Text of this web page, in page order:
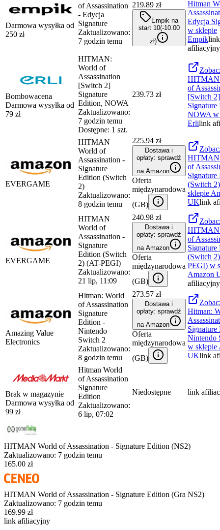
Darmowa wysyłka od
250 zł
of Assassination
- Edycja
Signature
Zaktualizowano:
7 godzin temu
219.89 zł
Empik na
start 10(-10.00
zł)
Hitman
Edycja
w sklepie
Empiklink
afiliacyjny
Bombowacena
Darmowa wysyłka od
79 zł
HITMAN:
World of
Assassination
[Switch 2]
Signature
Edition, NOWA
Zaktualizowano:
7 godzin temu
Dostępne: 1 szt.
239.73 zł
of
[Switch 2]
Signature
NOWA w
Erlilink
EVERGAME
HITMAN
World of
Assassination -
Signature
Edition (Switch
2)
Zaktualizowano:
8 godzin temu
225.94 zł
Dostawa i
opłaty: sprawdź
na Amazon
Oferta
międzynarodowa
(GB)
HITMAN
of
Signature
(Switch 2)
sklepie
UKlink
EVERGAME
HITMAN
World of
Assassination -
Signature
Edition (Switch
2) (AT-PEGI)
Zaktualizowano:
21 lip, 11:09
240.98 zł
Dostawa i
opłaty: sprawdź
na Amazon
Oferta
międzynarodowa
(GB)
HITMAN
of
Signature
(Switch
PEGI) w
Amazon
afiliacyjny
Amazing Value
Electronics
Hitman: World
of Assassination
Signature
Edition -
Nintendo
Switch 2
Zaktualizowano:
8 godzin temu
273.57 zł
Dostawa i
opłaty: sprawdź
na Amazon
Oferta
międzynarodowa
(GB)
Hitman:
Nintendo
w sklepie
UKlink
Brak w magazynie
Darmowa wysyłka od
99 zł
Hitman World
of Assassination
Signature
Edition
Zaktualizowano:
6 lip, 07:02
Niedostępne link
HITMAN World of Assassination - Signature Edition (NS2)
Zaktualizowano: 7 godzin temu
165.00 zł
HITMAN World of Assassination - Signature Edition (Gra NS2)
Zaktualizowano: 7 godzin temu
169.99 zł
link afiliacyjny